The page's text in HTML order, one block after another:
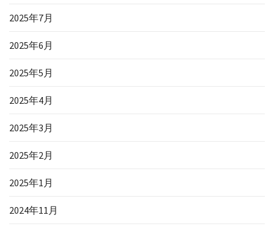
2025年7月
2025年6月
2025年5月
2025年4月
2025年3月
2025年2月
2025年1月
2024年11月